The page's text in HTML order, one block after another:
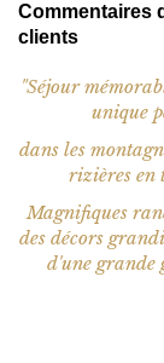
Commentaires
clients
"Séjour
unique
dans les
rizières en
Magnifiques
des décors
d'une grande